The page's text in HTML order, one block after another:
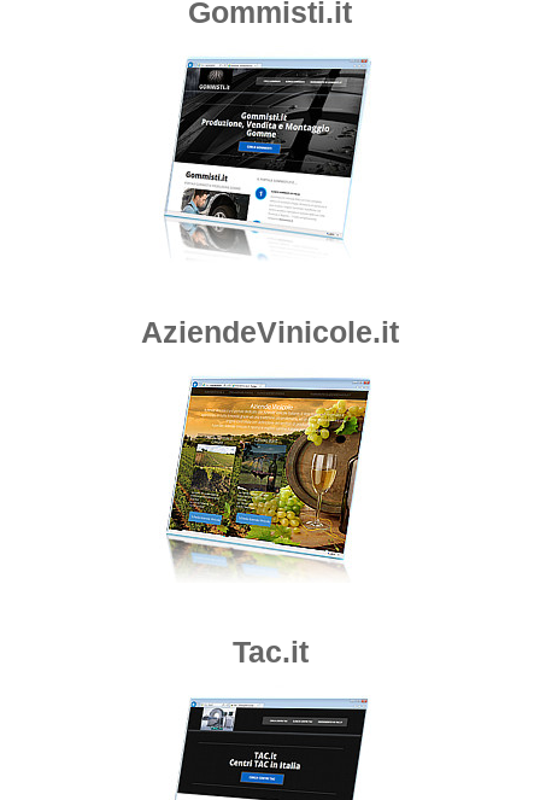
Gommisti.it
AziendeVinicole.it
Tac.it